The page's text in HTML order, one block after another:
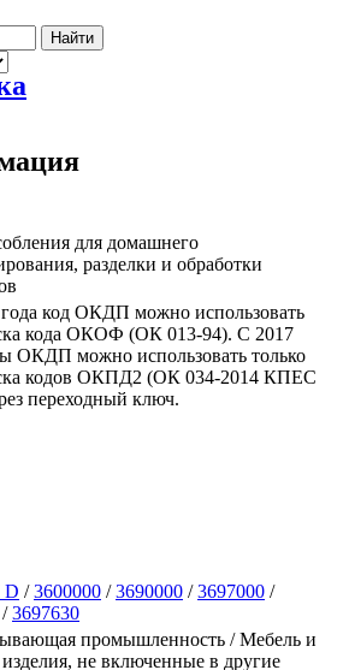
Найти
для домашнего
разделки и обработки
код ОКДП можно использовать
кода ОКОФ (ОК 013-94). C 2017
ОКДП можно использовать только
кодов ОКПД2 (ОК 034-2014 КПЕС
переходный ключ.
D /3600000 /3690000 /3697000 /
/3697630
промышленность / Мебель и
не включенные в другие